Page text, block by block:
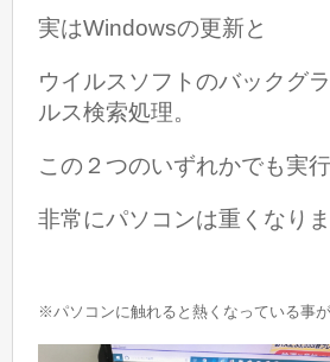
実はWindowsの更新と
ウイルスソフトのバックグ
ルス検索処理。
この２つのいずれかでも実
非常にパソコンは重くなりま
※パソコンに触れると熱くなっている事